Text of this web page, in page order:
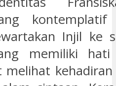
Injil ke
memiliki hati
melihat